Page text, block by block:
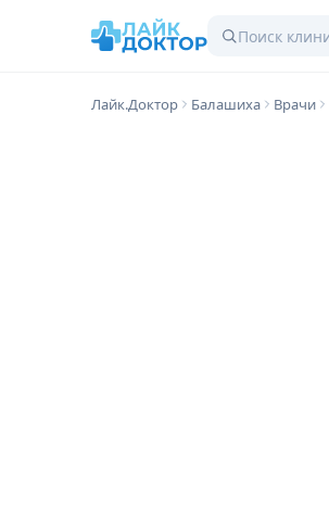
Лайк.Доктор Балашиха Врачи